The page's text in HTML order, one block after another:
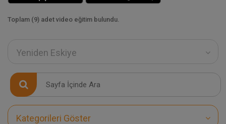
Toplam (9) adet video eğitim bulundu.
Yeniden Eskiye
Kategorileri Göster